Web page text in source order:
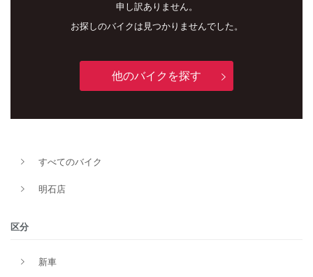
申し訳ありません。
お探しのバイクは見つかりませんでした。
他のバイクを探す
すべてのバイク
明石店
区分
新車
タイプ
メーカー